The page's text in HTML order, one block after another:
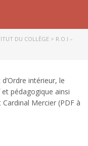
DU COLLÈGE > R.O.I –
intérieur, le
pédagogique ainsi
Mercier (PDF à